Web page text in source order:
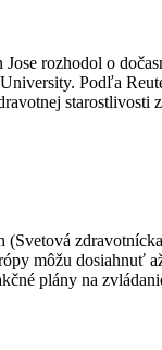
Jose rozhodol o
Podľa
môžu dosiahnuť
plány na